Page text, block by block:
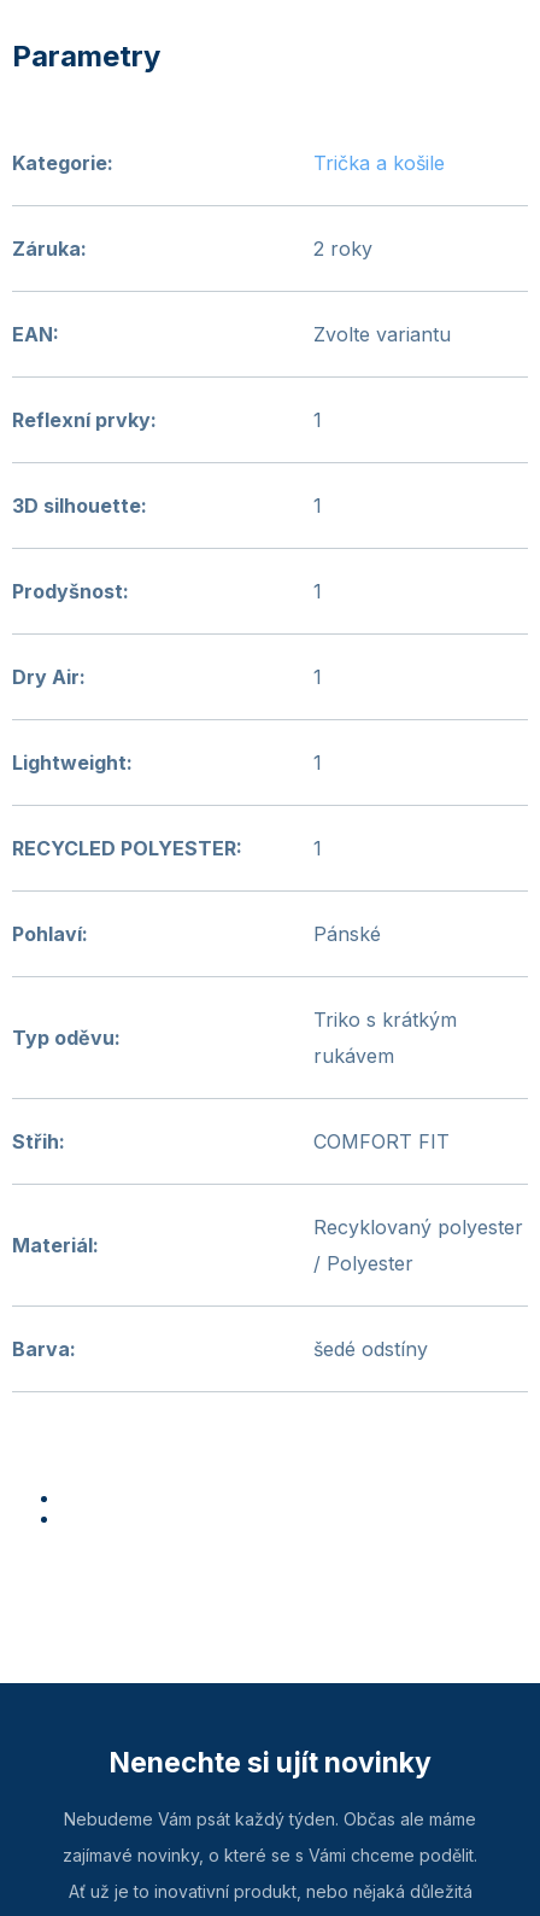
Kategorie: Trička a košile
Záruka: 2 roky
EAN: Zvolte variantu
Reflexní prvky: 1
3D silhouette: 1
Prodyšnost: 1
Dry Air: 1
Lightweight: 1
RECYCLED POLYESTER: 1
Pohlaví: Pánské
Typ oděvu:
Triko s krátkým
rukávem
Střih: COMFORT FIT
Materiál:
Recyklovaný polyester
/ Polyester
Barva: šedé odstíny
Nenechte si ujít novinky
Nebudeme Vám psát každý týden. Občas ale máme
zajímavé novinky, o které se s Vámi chceme podělit.
Ať už je to inovativní produkt, nebo nějaká důležitá